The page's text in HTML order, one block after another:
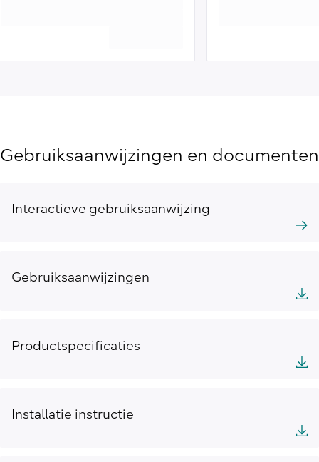
Gebruiksaanwijzingen en documenten
Interactieve gebruiksaanwijzing
Gebruiksaanwijzingen
Productspecificaties
Installatie instructie